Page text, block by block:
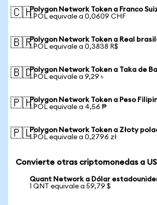
🇨🇭Polygon Network Token a Franco
1 POL equivale a 0,0609 CHF
🇧🇷Polygon Network Token a Real
1 POL equivale a 0,3838 R$
🇧🇩Polygon Network Token a Taka de
1 POL equivale a 9,29 ৳
🇵🇭Polygon Network Token a Peso
1 POL equivale a 4,56 ₱
🇵🇱Polygon Network Token a Złoty
1 POL equivale a 0,2796 zł
Convierte otras criptomonedas a
Quant Network a Dólar
1 QNT equivale a 59,79 $